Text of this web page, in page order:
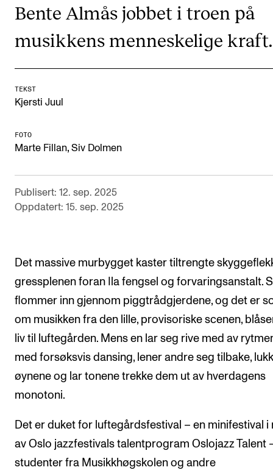
Sibelius – Notation Software
Rom, bygg, saler og studio
Semesterregistrering
Læringsressurser
Betalte spilleoppdrag
Utveksling og reiser
AKTUELT
Arrangementer
Nyheter for studenter
Etter noter nyhetsbrev
KONTAKTER
Kontaktpunkt
Studentutvalet SUT
Biblioteket
Bente Almås jobbet i troen på
musikkens menneskelige kraft.
TEKST
Kjersti Juul
FOTO
Marte Fillan, Siv Dolmen
Publisert: 12. sep. 2025
Oppdatert: 15. sep. 2025
Det massive murbygget kaster tiltrengte
gressplenen foran Ila fengsel og forvaringsanstalt.
flommer inn gjennom piggtrådgjerdene, og det er
om musikken fra den lille, provisoriske scenen,
liv til luftegården. Mens en lar seg rive med av
med forsøksvis dansing, lener andre seg tilbake,
øynene og lar tonene trekke dem ut av hverdagens
monotoni.
Det er duket for luftegårdsfestival – en minifestival i
av Oslo jazzfestivals talentprogram Oslojazz Talent
studenter fra Musikkhøgskolen og andre